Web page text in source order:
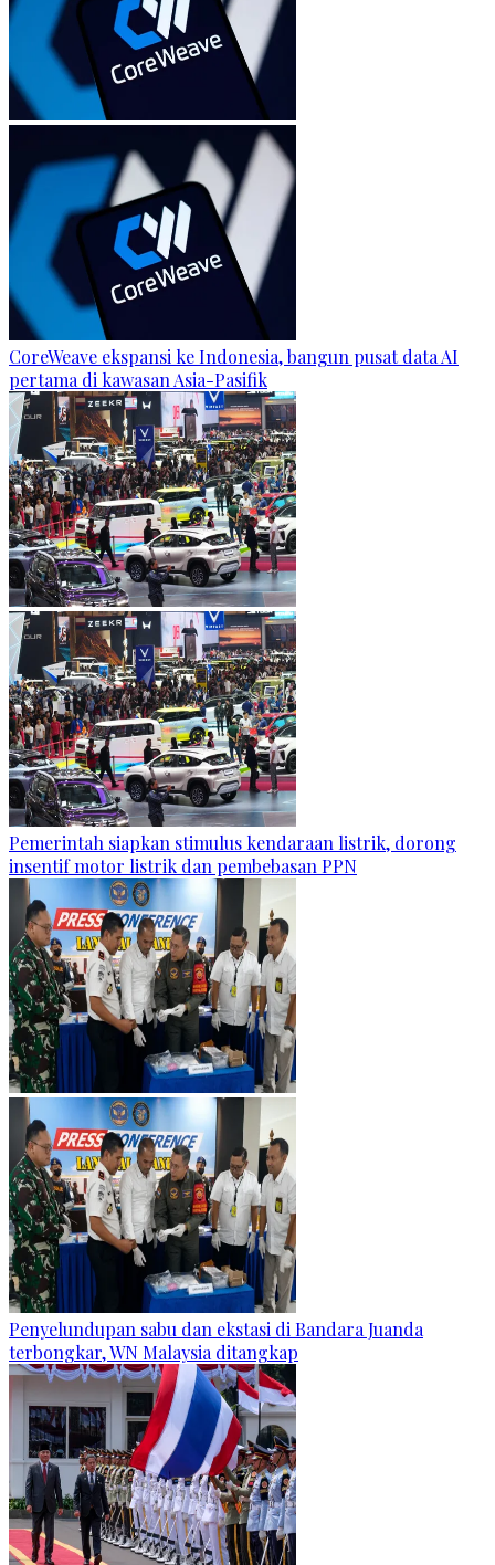
CoreWeave ekspansi ke Indonesia, bangun pusat data AI
pertama di kawasan Asia-Pasifik
Pemerintah siapkan stimulus kendaraan listrik, dorong
insentif motor listrik dan pembebasan PPN
Penyelundupan sabu dan ekstasi di Bandara Juanda
terbongkar, WN Malaysia ditangkap